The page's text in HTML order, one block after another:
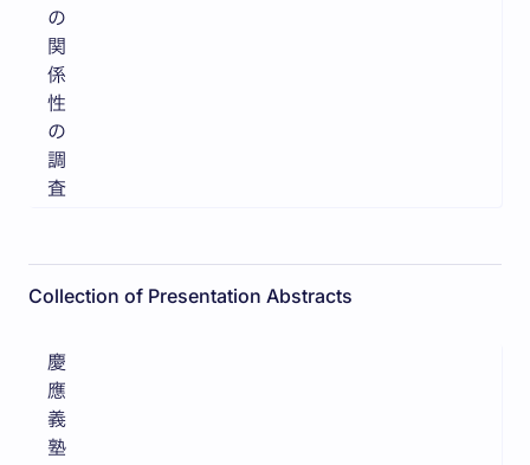
の
関
係
性
の
調
査
Collection of Presentation Abstracts
慶
應
義
塾